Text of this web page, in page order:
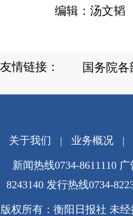
编辑：汤文韬
友情链接：
关于我们 | 业务概况|
新闻热线0734-8611110
8243140 发行热线0734-
版权所有：衡阳日报社 未